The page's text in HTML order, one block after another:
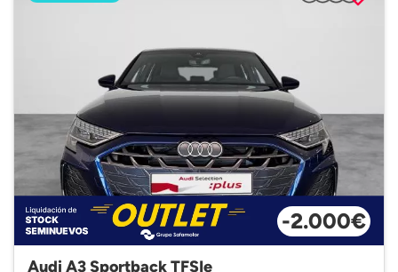
-2.000€
Audi A3 Sportback TFSIe